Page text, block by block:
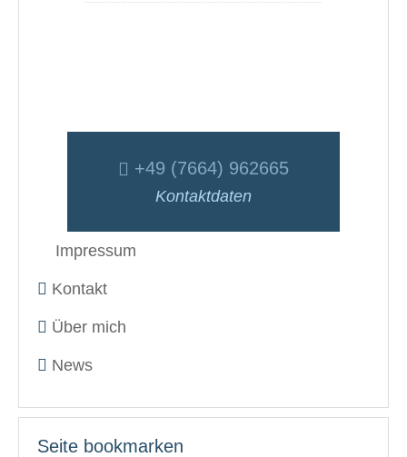
+49 (7664) 962665
Kontaktdaten
Impressum
Kontakt
Über mich
News
Seite bookmarken